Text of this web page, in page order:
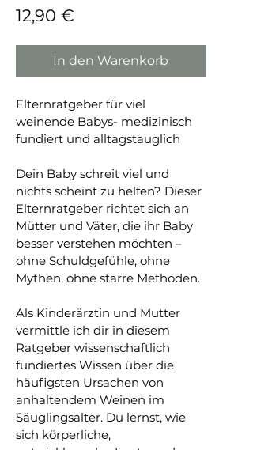
12,90 €
In den Warenkorb
Elternratgeber für viel
weinende Babys- medizinisch
fundiert und alltagstauglich
Dein Baby schreit viel und
nichts scheint zu helfen? Dieser
Elternratgeber richtet sich an
Mütter und Väter, die ihr Baby
besser verstehen möchten –
ohne Schuldgefühle, ohne
Mythen, ohne starre Methoden.
Als Kinderärztin und Mutter
vermittle ich dir in diesem
Ratgeber wissenschaftlich
fundiertes Wissen über die
häufigsten Ursachen von
anhaltendem Weinen im
Säuglingsalter. Du lernst, wie
sich körperliche,